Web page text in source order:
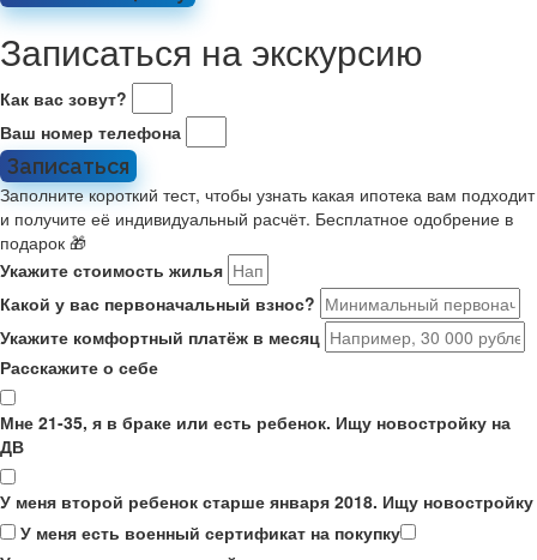
Записаться на экскурсию
Как вас зовут?
Ваш номер телефона
Записаться
Заполните короткий тест, чтобы узнать какая ипотека вам подходит
и получите её индивидуальный расчёт. Бесплатное одобрение в
подарок 🎁
Укажите стоимость жилья
Какой у вас первоначальный взнос?
Укажите комфортный платёж в месяц
Расскажите о себе
Мне 21-35, я в браке или есть ребенок. Ищу новостройку на
ДВ
У меня второй ребенок старше января 2018. Ищу новостройку
У меня есть военный сертификат на покупку